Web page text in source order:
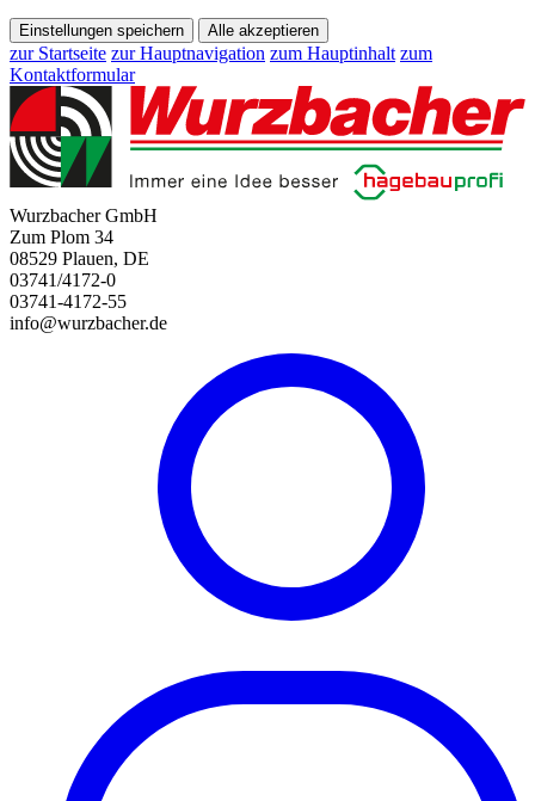
Einstellungen speichern Alle akzeptieren
zur Startseite zur Hauptnavigation zum Hauptinhalt zum
Kontaktformular
Wurzbacher GmbH
Zum Plom 34
08529 Plauen, DE
03741/4172-0
03741-4172-55
info@wurzbacher.de